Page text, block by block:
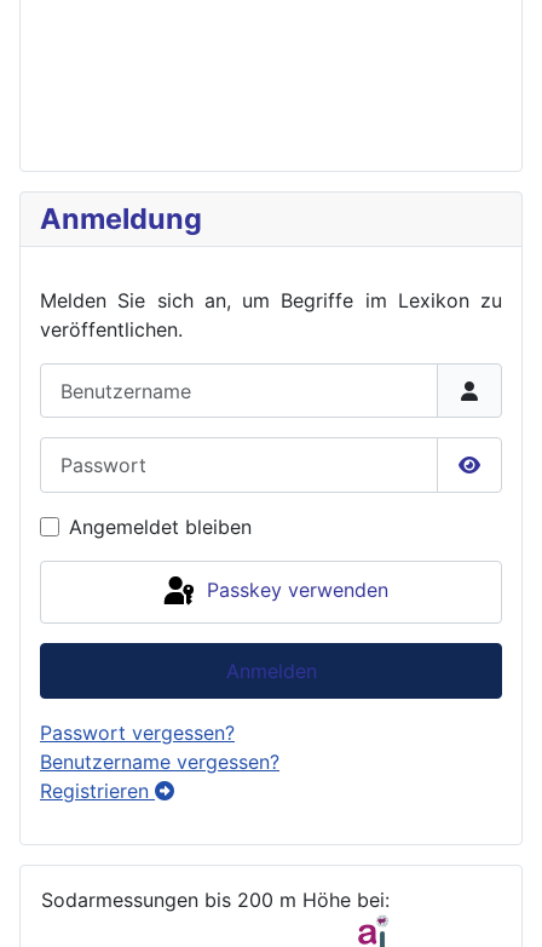
Anmeldung
Melden Sie sich an, um Begriffe im Lexikon zu
veröffentlichen.
Angemeldet bleiben
Passkey verwenden
Anmelden
Passwort vergessen?
Benutzername vergessen?
Registrieren
Sodarmessungen bis 200 m Höhe bei: